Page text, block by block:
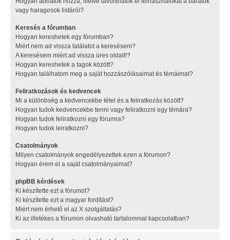
vagy haragosok listáról?
Keresés a fórumban
Hogyan kereshetek egy fórumban?
Miért nem ad vissza találatot a keresésem?
A keresésem miért ad vissza üres oldalt!?
Hogyan kereshetek a tagok között?
Hogyan találhatom meg a saját hozzászólásaimat és témáimat?
Feliratkozások és kedvencek
Mi a különbség a kedvencekbe tétel és a feliratkozás között?
Hogyan tudok kedvencekbe tenni vagy feliratkozni egy témára?
Hogyan tudok feliratkozni egy fórumra?
Hogyan tudok leiratkozni?
Csatolmányok
Milyen csatolmányok engedélyezettek ezen a fórumon?
Hogyan érem el a saját csatolmányaimat?
phpBB kérdések
Ki készítette ezt a fórumot?
Ki készítette ezt a magyar fordítást?
Miért nem érhető el az X szolgáltatás?
Ki az illetékes a fórumon olvasható tartalommal kapcsolatban?